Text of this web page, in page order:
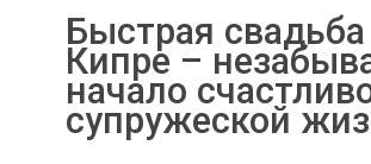
Быстрая
Кипре –
начало
супружеской